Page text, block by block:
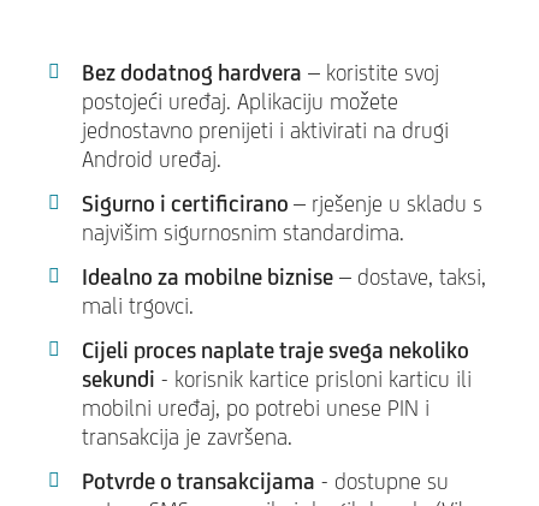
Bez dodatnog hardvera – koristite svoj
postojeći uređaj. Aplikaciju možete
jednostavno prenijeti i aktivirati na drugi
Android uređaj.
Sigurno i certificirano – rješenje u skladu s
najvišim sigurnosnim standardima.
Idealno za mobilne biznise – dostave, taksi,
mali trgovci.
Cijeli proces naplate traje svega nekoliko
sekundi - korisnik kartice prisloni karticu ili
mobilni uređaj, po potrebi unese PIN i
transakcija je završena.
Potvrde o transakcijama - dostupne su